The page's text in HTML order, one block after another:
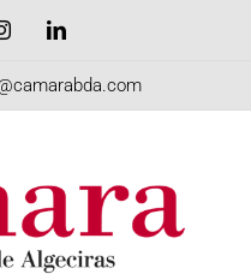
InstagramLinkedIn